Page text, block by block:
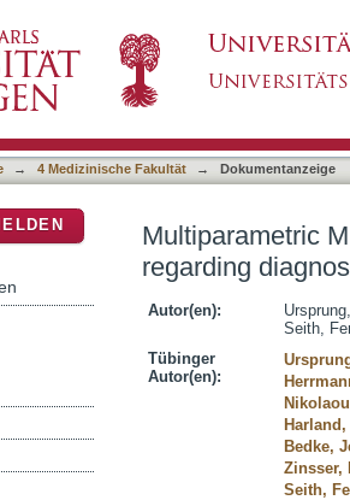
→ 4 Medizinische Fakultät → Dokumentanzeige
Multiparametric
regarding
Autor(en):
Seith,
Tübinger
Autor(en):
Bedke,
Zinsser,
Seith,